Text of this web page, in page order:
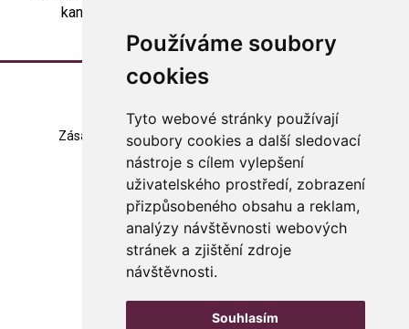
Používáme soubory
cookies
Tyto webové stránky používají
soubory cookies a další sledovací
nástroje s cílem vylepšení
uživatelského prostředí, zobrazení
přizpůsobeného obsahu a reklam,
analýzy návštěvnosti webových
stránek a zjištění zdroje
návštěvnosti.
Souhlasím
kancelář asociace (
Zásady zpracování souborů cookie Mapa stránek
Změna nastavení
© 2023 Česká arteterapeutická asociace
všechna práva vyhrazena
Made with
in Czech rep.